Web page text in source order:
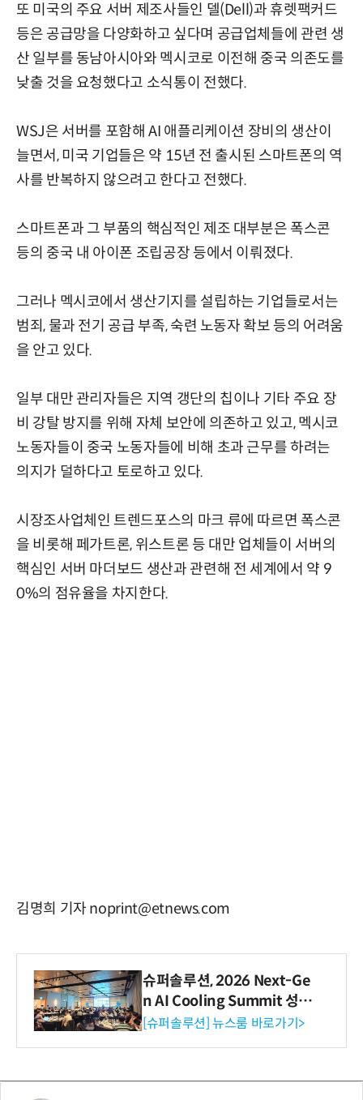
또 미국의 주요 서버 제조사들인 델(Dell)과 휴렛팩커드
등은 공급망을 다양화하고 싶다며 공급업체들에 관련 생
산 일부를 동남아시아와 멕시코로 이전해 중국 의존도를
낮출 것을 요청했다고 소식통이 전했다.
WSJ은 서버를 포함해 AI 애플리케이션 장비의 생산이
늘면서, 미국 기업들은 약 15년 전 출시된 스마트폰의 역
사를 반복하지 않으려고 한다고 전했다.
스마트폰과 그 부품의 핵심적인 제조 대부분은 폭스콘
등의 중국 내 아이폰 조립공장 등에서 이뤄졌다.
그러나 멕시코에서 생산기지를 설립하는 기업들로서는
범죄, 물과 전기 공급 부족, 숙련 노동자 확보 등의 어려움
을 안고 있다.
일부 대만 관리자들은 지역 갱단의 칩이나 기타 주요 장
비 강탈 방지를 위해 자체 보안에 의존하고 있고, 멕시코
노동자들이 중국 노동자들에 비해 초과 근무를 하려는
의지가 덜하다고 토로하고 있다.
시장조사업체인 트렌드포스의 마크 류에 따르면 폭스콘
을 비롯해 페가트론, 위스트론 등 대만 업체들이 서버의
핵심인 서버 마더보드 생산과 관련해 전 세계에서 약 9
0%의 점유율을 차지한다.
김명희 기자 noprint@etnews.com
슈퍼솔루션, 2026 Next-Ge
n AI Cooling Summit 성황
리 성료
[슈퍼솔루션] 뉴스룸 바로가기>